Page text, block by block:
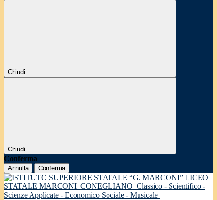
Chiudi
Chiudi
Conferma
Annulla Conferma
LICEO
STATALE MARCONI CONEGLIANO Classico - Scientifico -
Scienze Applicate - Economico Sociale - Musicale